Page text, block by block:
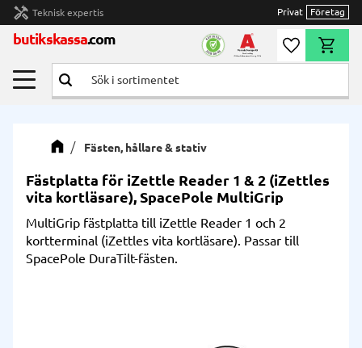
Meny
handyman Teknisk expertis Privat Företag
butikskassa.com Önskelista
Fästen, hållare & stativ
Fästplatta för iZettle Reader 1 & 2 (iZettles
vita kortläsare), SpacePole MultiGrip
MultiGrip fästplatta till iZettle Reader 1 och 2
kortterminal (iZettles vita kortläsare). Passar till
SpacePole DuraTilt-fästen.